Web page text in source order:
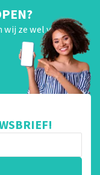
ze wel van je!